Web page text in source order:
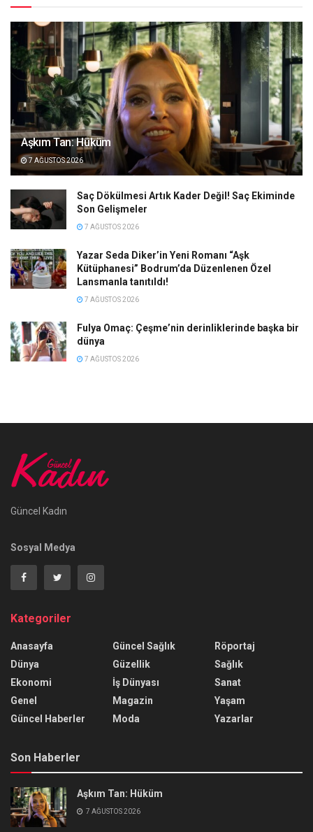
Aşkım Tan: Hüküm
7 AĞUSTOS 2026
Saç Dökülmesi Artık Kader Değil! Saç Ekiminde
Son Gelişmeler
7 AĞUSTOS 2026
Yazar Seda Diker’in Yeni Romanı “Aşk
Kütüphanesi” Bodrum’da Düzenlenen Özel
Lansmanla tanıtıldı!
7 AĞUSTOS 2026
Fulya Omaç: Çeşme’nin derinliklerinde başka bir
dünya
7 AĞUSTOS 2026
Güncel Kadın
Sosyal Medya
Kategoriler
Anasayfa
Dünya
Ekonomi
Genel
Güncel Haberler
Güncel Sağlık
Güzellik
İş Dünyası
Magazin
Moda
Röportaj
Sağlık
Sanat
Yaşam
Yazarlar
Son Haberler
Aşkım Tan: Hüküm
7 AĞUSTOS 2026